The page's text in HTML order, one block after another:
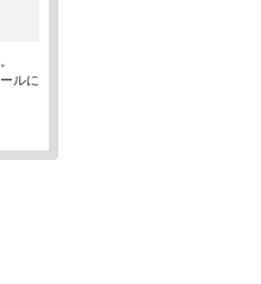
ルに